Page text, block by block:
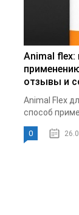
Animal flex:
отзывы и
Animal Flex
способ
0